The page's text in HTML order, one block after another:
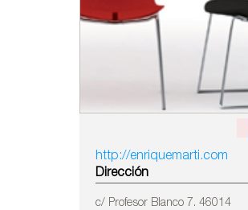
http://enriquemarti.com
Dirección
c/ Profesor Blanco 7. 46014